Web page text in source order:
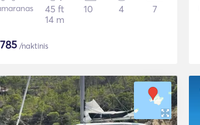
45 ft
14 m
10 4 7
/naktinis